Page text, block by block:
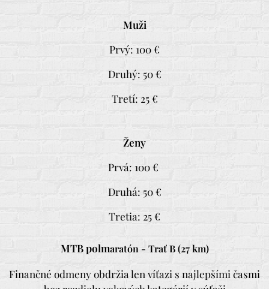
Muži
Prvý: 100 €
Druhý: 50 €
Tretí: 25 €
Ženy
Prvá: 100 €
Druhá: 50 €
Tretia: 25 €
MTB polmaratón - Trať B (27 km)
Finančné odmeny obdržia len víťazi s najlepšími časmi